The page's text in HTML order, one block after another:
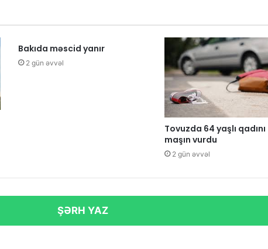
Bakıda məscid yanır
2 gün əvvəl
Tovuzda 64 yaşlı qadını
maşın vurdu
2 gün əvvəl
ŞƏRH YAZ